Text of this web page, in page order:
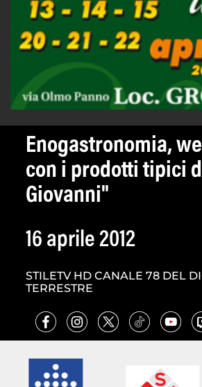
Enogastronomia,
con i prodotti tipici
Giovanni"
16 aprile 2012
STILETV HD CANALE 78 DEL
TERRESTRE